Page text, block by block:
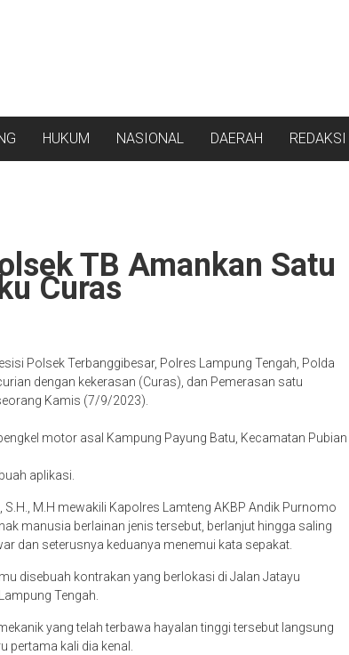
HUKUM NASIONAL DAERAH REDAKSI
TB Amankan Satu
Curas
Polsek Terbanggibesar, Polres Lampung Tengah, Polda
dengan kekerasan (Curas), dan Pemerasan satu
Kamis (7/9/2023).
motor asal Kampung Payung Batu, Kecamatan Pubian
aplikasi.
M.H mewakili Kapolres Lamteng AKBP Andik Purnomo
manusia berlainan jenis tersebut, berlanjut hingga saling
dan seterusnya keduanya menemui kata sepakat.
disebuah kontrakan yang berlokasi di Jalan Jatayu
Tengah.
yang telah terbawa hayalan tinggi tersebut langsung
pertama kali dia kenal.